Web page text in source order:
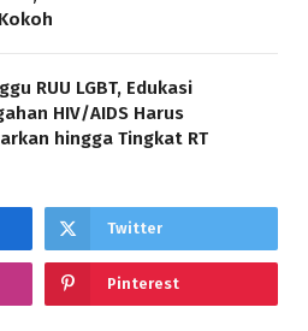
RUU LGBT, Edukasi
HIV/AIDS Harus
hingga Tingkat RT
Twitter
Pinterest